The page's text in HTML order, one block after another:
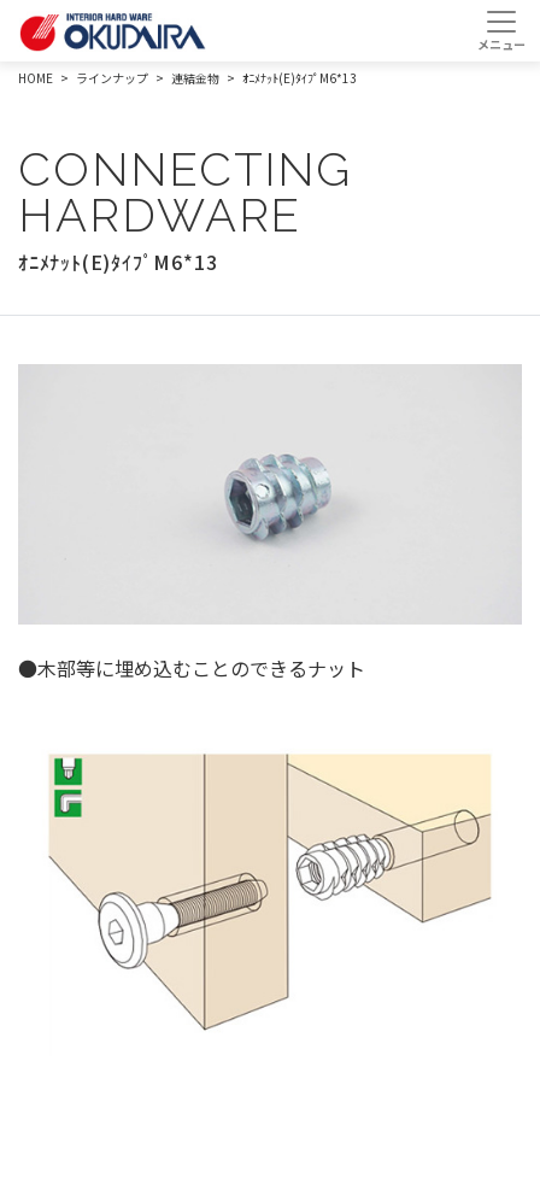
HOME ラインナップ 連結金物 ｵﾆﾒﾅｯﾄ(E)ﾀｲﾌﾟM6*13
CONNECTING
HARDWARE
ｵﾆﾒﾅｯﾄ(E)ﾀｲﾌﾟM6*13
●木部等に埋め込むことのできるナット